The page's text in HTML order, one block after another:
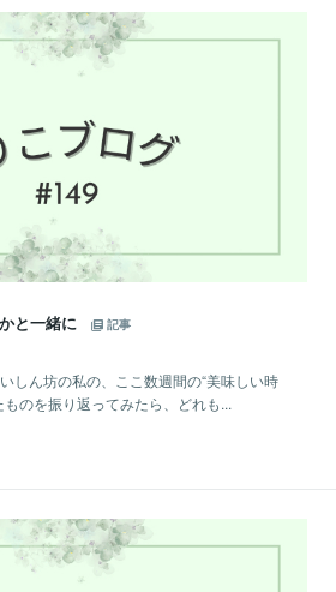
と一緒に
記事
しん坊の私の、ここ数週間の“美味しい時
のを振り返ってみたら、どれも...